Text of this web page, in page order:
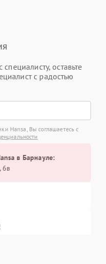
оставьте
с радостью
Hansa, Вы соглашаетесь с
в Барнауле:
6в